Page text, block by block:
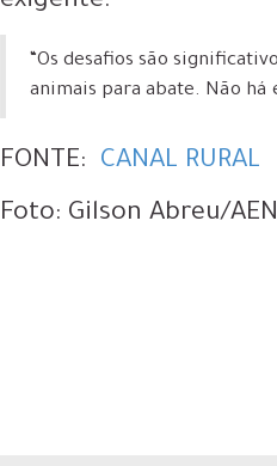
“Os desafios são
animais para abate. Não há
FONTE: CANAL RURAL
Foto: Gilson Abreu/AEN